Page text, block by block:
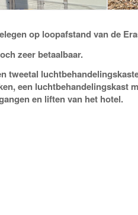
op loopafstand van de
zeer betaalbaar.
tweetal
een luchtbehandelingskast
en liften van het hotel.